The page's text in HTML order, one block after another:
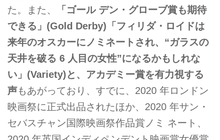
た。また、
「ゴール デン・グローブ賞も期待
できる」(Gold Derby)「フィリダ・ロイドは
来年のオスカーにノミネートされ、“ガラスの
天井を破る 6 人目の女性”になるかもしれな
い」(Variety)と、アカデミー賞を有力視する
声もあがっており、すでに、2020 年ロンドン
映画祭に正式出品されたほか、2020 年サン・
セバスチャン国際映画祭作品賞ノミ ネート、